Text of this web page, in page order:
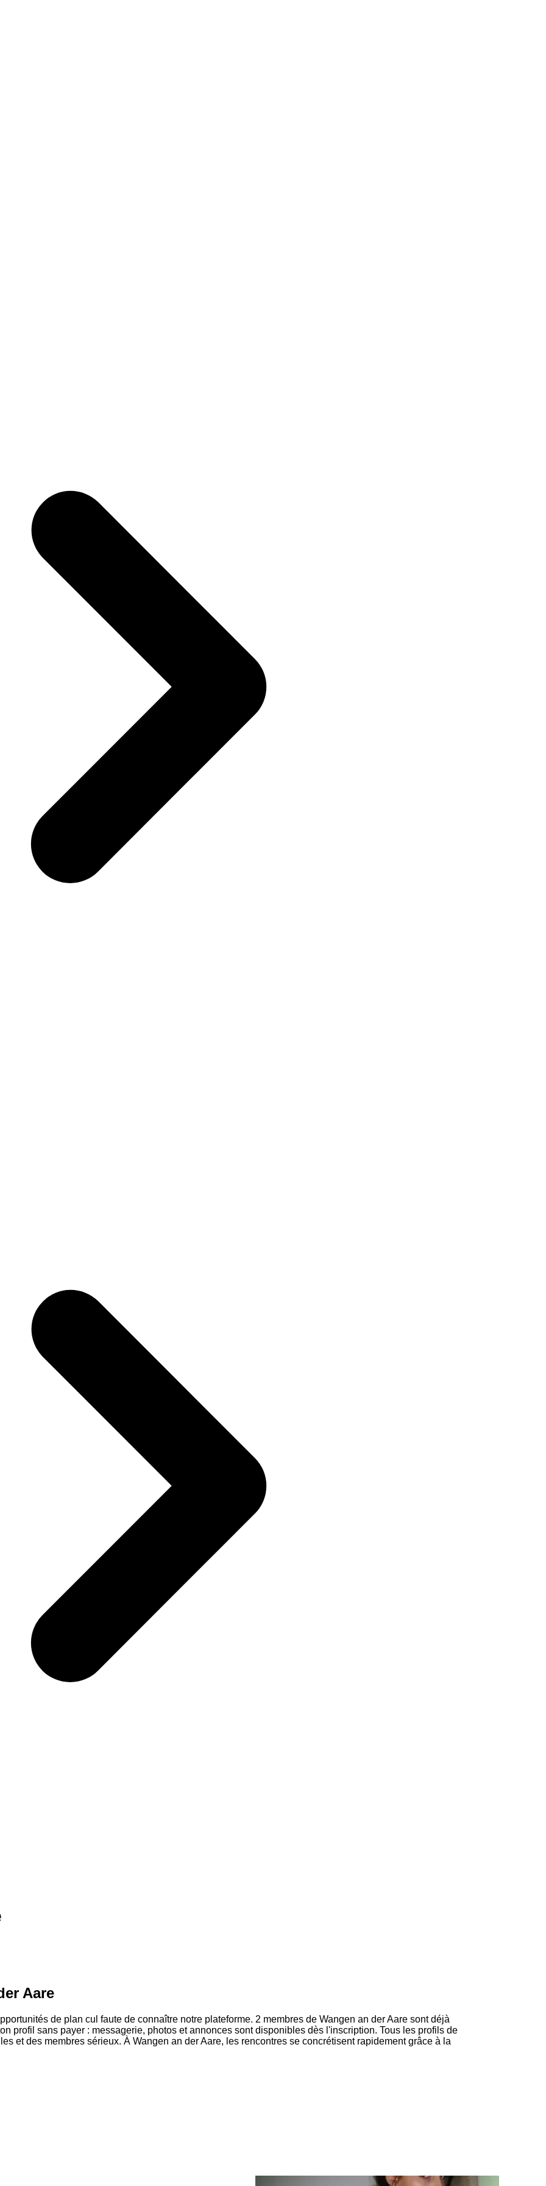
Aare
de plan cul faute de connaître notre plateforme. 2 membres de Wangen an der Aare sont déjà
profil sans payer : messagerie, photos et annonces sont disponibles dès l'inscription. Tous les profils de
et des membres sérieux. À Wangen an der Aare, les rencontres se concrétisent rapidement grâce à la